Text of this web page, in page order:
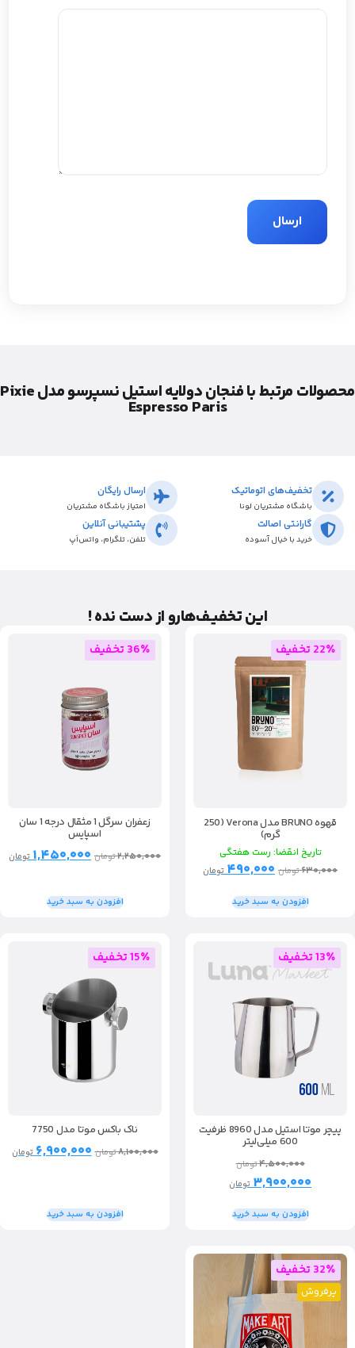
محصولات مرتبط با فنجان دولایه استیل نسپرسو مدل Pixie
Espresso Paris
تخفیف‌های اتوماتیک
باشگاه مشتریان لونا
ارسال رایگان
امتیاز باشگاه مشتریان
گارانتی اصالت
خرید با خیال آسوده
پشتیبانی آنلاین
تلفن، تلگرام، واتس‌اَپ
این تخفیـف‌هارو از دست نده !
22٪ تخفیف
قهوه BRUNO مدل Verona (250
گرم)
تاریخ انقضا: رست هفتگی
۶۳۰,۰۰۰تومان ۴۹۰,۰۰۰تومان
افزودن به سبد خرید
36٪ تخفیف
زعفران سرگل 1 مثقال درجه 1 سان
اسپایس
۲,۲۵۰,۰۰۰تومان ۱,۴۵۰,۰۰۰تومان
افزودن به سبد خرید
13٪ تخفیف
پیچر موتا استیل مدل 8960 ظرفیت
600 میلی‌لیتر
۴,۵۰۰,۰۰۰تومان
۳,۹۰۰,۰۰۰تومان
افزودن به سبد خرید
15٪ تخفیف
ناک باکس موتا مدل 7750
۸,۱۰۰,۰۰۰تومان ۶,۹۰۰,۰۰۰تومان
افزودن به سبد خرید
32٪ تخفیف
پرفروش